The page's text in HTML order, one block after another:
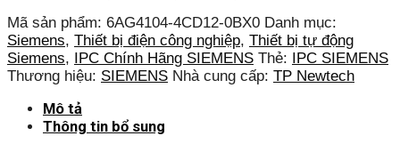
Mã sản phẩm: 6AG4104-4CD12-0BX0 Danh mục:
Siemens, Thiết bị điện công nghiệp, Thiết bị tự động
Siemens, IPC Chính Hãng SIEMENS Thẻ: IPC SIEMENS
Thương hiệu: SIEMENS Nhà cung cấp: TP Newtech
Mô tả
Thông tin bổ sung